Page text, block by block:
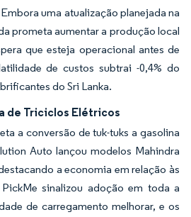
uma atualização planejada na
prometa aumentar a produção local
que esteja operacional antes de
de custos subtrai -0,4% do
do Sri Lanka.
de Triciclos Elétricos
a conversão de tuk-tuks a gasolina
Auto lançou modelos Mahindra
a economia em relação às
sinalizou adoção em toda a
de carregamento melhorar, e os